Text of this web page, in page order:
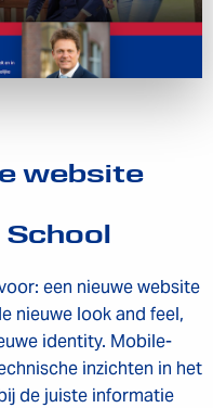
website
School
een nieuwe website
nieuwe look and feel,
identity. Mobile-
inzichten in het
de juiste informatie